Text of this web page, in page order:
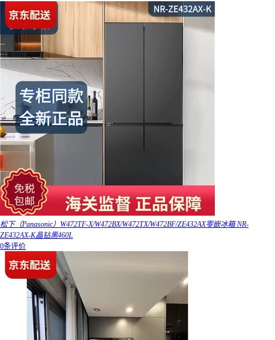
松下（Panasonic）W472TF-X/W472BX/W472TX/W472BF/ZE432AX零嵌冰箱 NR-
ZE432AX-K晶钻黑460L
0条评价